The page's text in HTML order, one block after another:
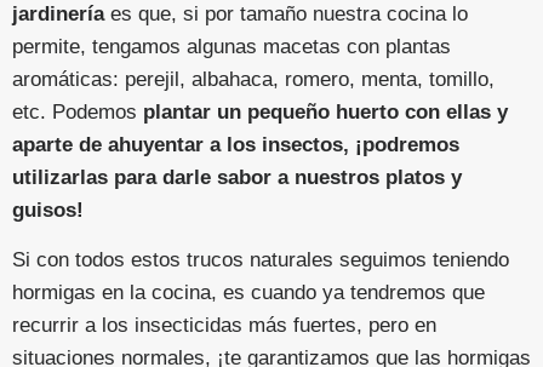
jardineríaes que, si por tamaño nuestra cocina lo
permite, tengamos algunas macetas con plantas
aromáticas: perejil, albahaca, romero, menta, tomillo,
etc. Podemos plantar un pequeño huerto con ellas y
aparte de ahuyentar a los insectos, ¡podremos
utilizarlas para darle sabor a nuestros platos y
guisos!
Si con todos estos trucos naturales seguimos teniendo
hormigas en la cocina, es cuando ya tendremos que
recurrir a los insecticidas más fuertes, pero en
situaciones normales, ¡te garantizamos que las hormigas